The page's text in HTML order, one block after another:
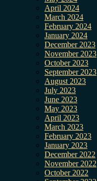
April 2024
March 2024
February 2024
January 2024
December 2023
November 2023
October 2023
September 2023
August 2023
July 2023
June 2023
May 2023
April 2023
March 2023
February 2023
January 2023
December 2022
November 2022
October 2022